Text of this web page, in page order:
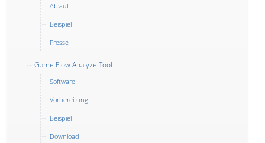
Ablauf
Beispiel
Presse
Game Flow Analyze Tool
Software
Vorbereitung
Beispiel
Download